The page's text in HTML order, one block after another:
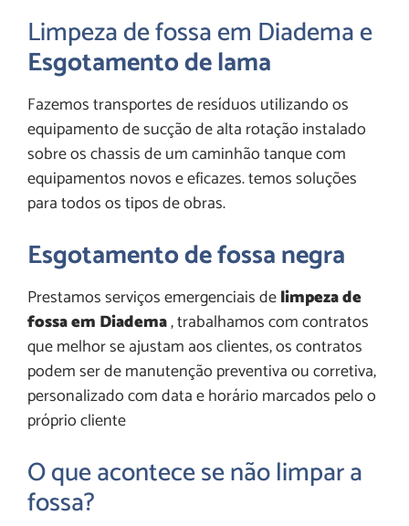
Limpeza de fossa em Diadema e
Esgotamento de lama
Fazemos transportes de resíduos utilizando os
equipamento de sucção de alta rotação instalado
sobre os chassis de um caminhão tanque com
equipamentos novos e eficazes. temos soluções
para todos os tipos de obras.
Esgotamento de fossa negra
Prestamos serviços emergenciais delimpeza de
fossa em Diadema, trabalhamos com contratos
que melhor se ajustam aos clientes, os contratos
podem ser de manutenção preventiva ou corretiva,
personalizado com data e horário marcados pelo o
próprio cliente
O que acontece se não limpar a
fossa?